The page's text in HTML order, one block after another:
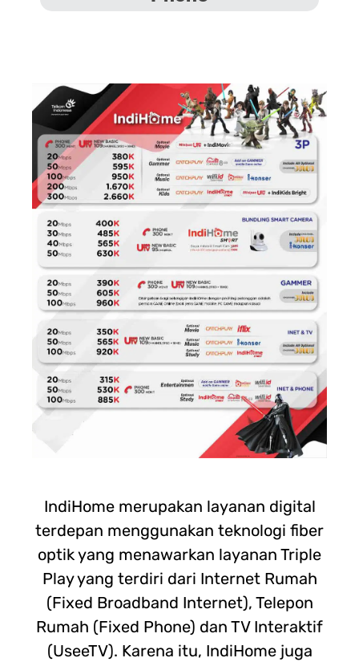
IndiHome merupakan layanan digital
terdepan menggunakan teknologi fiber
optik yang menawarkan layanan Triple
Play yang terdiri dari Internet Rumah
(Fixed Broadband Internet), Telepon
Rumah (Fixed Phone) dan TV Interaktif
(UseeTV). Karena itu, IndiHome juga